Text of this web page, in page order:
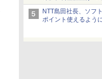
NTT島田社長、ソフ
ポイント使えるよう